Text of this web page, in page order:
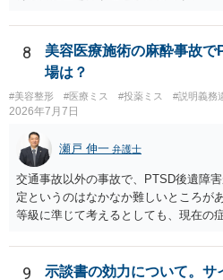
8
美容医療施術の麻酔事故で
場は？
#美容整形 #医療ミス #投薬ミス #説明義務
2026年7月7日
瀬戸 伸一 弁護士
交通事故以外の事故で、PTSD後遺障
定というのはなかなか難しいところが
等級に準じて考えるとしても、現在の
ず、あっても、一定の検討をしないと
一般的には無料相談で確度の高い回
9
示談書の効力について。サ